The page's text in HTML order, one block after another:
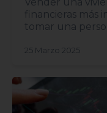
financieras más
tomar una
25 Marzo 2025